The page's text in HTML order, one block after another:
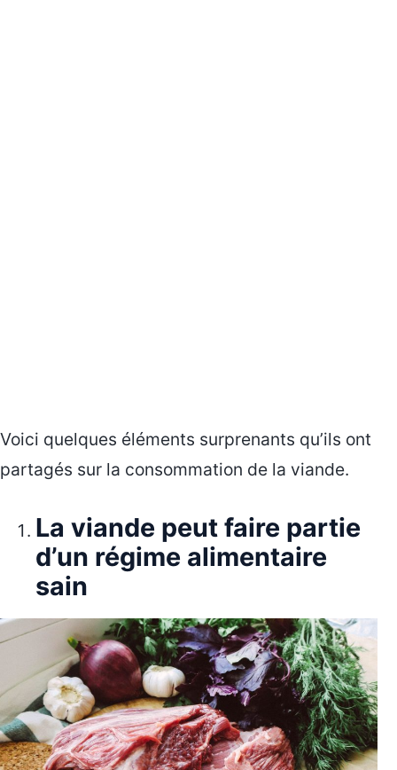
Voici quelques éléments surprenants qu’ils ont
partagés sur la consommation de la viande.
La viande peut faire partie
d’un régime alimentaire
sain